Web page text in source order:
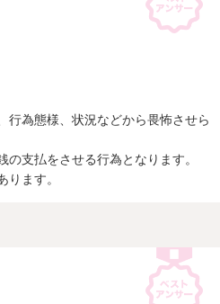
行為態様、状況などから畏怖させら
支払をさせる行為となります。
ます。